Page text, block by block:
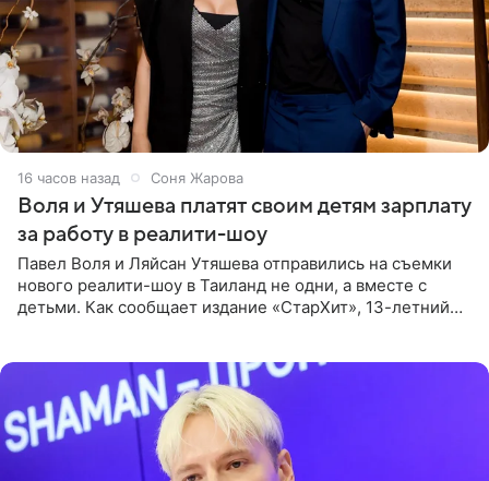
16 часов назад Соня Жарова
Воля и Утяшева платят своим детям зарплату
за работу в реалити-шоу
Павел Воля и Ляйсан Утяшева отправились на съемки
нового реалити-шоу в Таиланд не одни, а вместе с
детьми. Как сообщает издание «СтарХит», 13-летний